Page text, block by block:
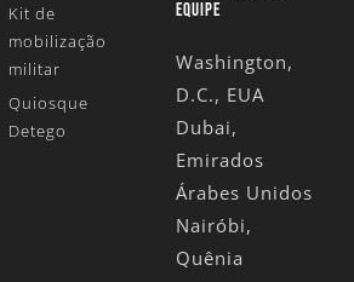
Kit de
mobilização
militar
Quiosque
Detego
EQUIPE
Washington,
D.C., EUA
Dubai,
Emirados
Árabes Unidos
Nairóbi,
Quênia